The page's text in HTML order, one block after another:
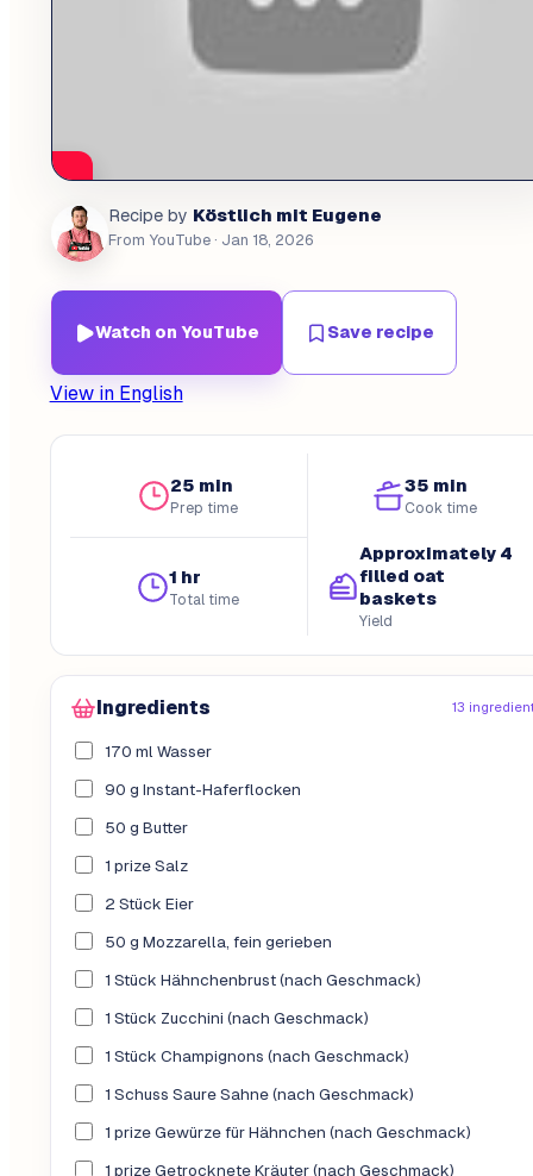
Recipe by Köstlich mit Eugene
From YouTube· Jan 18, 2026
Watch on YouTube Save recipe
View in English
25 min
Prep time
35 min
Cook time
1 hr
Total time
Approximately 4
filled oat
baskets
Yield
Ingredients 13
170 ml Wasser
90 g Instant-Haferflocken
50 g Butter
1 prize Salz
2 Stück Eier
50 g Mozzarella, fein gerieben
1 Stück Hähnchenbrust (nach Geschmack)
1 Stück Zucchini (nach Geschmack)
1 Stück Champignons (nach Geschmack)
1 Schuss Saure Sahne (nach Geschmack)
1 prize Gewürze für Hähnchen (nach Geschmack)
1 prize Getrocknete Kräuter (nach Geschmack)